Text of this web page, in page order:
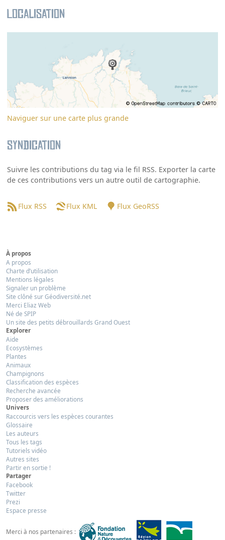
Localisation
Naviguer sur une carte plus grande
Syndication
Suivre les contributions du tag via le fil RSS. Exporter la carte
de ces contributions vers un autre outil de cartographie.
Flux RSS Flux KML Flux GeoRSS
À propos
A propos
Charte d’utilisation
Mentions légales
Signaler un problème
Site clôné sur Géodiversité.net
Merci Eliaz Web
Né de SPIP
Un site des petits débrouillards Grand Ouest
Explorer
Aide
Ecosystèmes
Plantes
Animaux
Champignons
Classification des espèces
Recherche avancée
Proposer des améliorations
Univers
Raccourcis vers les espèces courantes
Glossaire
Les auteurs
Tous les tags
Tutoriels vidéo
Autres sites
Partir en sortie !
Partager
Facebook
Twitter
Prezi
Espace presse
Merci à nos partenaires :